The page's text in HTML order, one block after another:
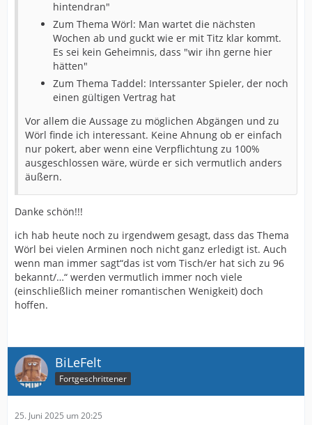
hintendran"
Zum Thema Wörl: Man wartet die nächsten
Wochen ab und guckt wie er mit Titz klar kommt.
Es sei kein Geheimnis, dass "wir ihn gerne hier
hätten"
Zum Thema Taddel: Interssanter Spieler, der noch
einen gültigen Vertrag hat
Vor allem die Aussage zu möglichen Abgängen und zu
Wörl finde ich interessant. Keine Ahnung ob er einfach
nur pokert, aber wenn eine Verpflichtung zu 100%
ausgeschlossen wäre, würde er sich vermutlich anders
äußern.
Danke schön!!!
ich hab heute noch zu irgendwem gesagt, dass das Thema
Wörl bei vielen Arminen noch nicht ganz erledigt ist. Auch
wenn man immer sagt“das ist vom Tisch/er hat sich zu 96
bekannt/…“ werden vermutlich immer noch viele
(einschließlich meiner romantischen Wenigkeit) doch
hoffen.
BiLeFelt
Fortgeschrittener
25. Juni 2025 um 20:25